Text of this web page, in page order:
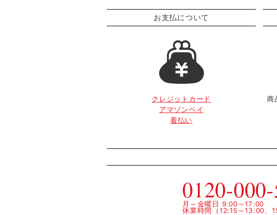
お支払について
クレジットカード
アマゾンペイ
着払い
商
0120-
月～金曜日 9:00～17:00
休業時間（12:15～13:00、